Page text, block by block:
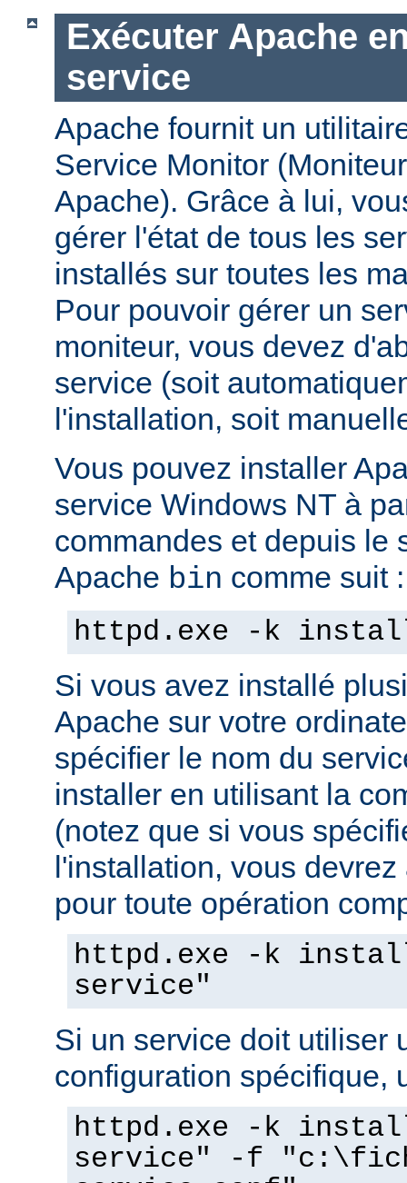
Exécuter Apache
service
Apache fournit un
Service Monitor
Apache). Grâce à lui,
gérer l'état de tous les
installés sur toutes les
Pour pouvoir gérer un
moniteur, vous devez
service (soit
l'installation, soit
Vous pouvez installer
service Windows NT à
commandes et depuis le
Apache bin comme suit :
httpd.exe -k
Si vous avez installé
Apache sur votre
spécifier le nom du
installer en utilisant la
(notez que si vous
l'installation, vous
pour toute opération
httpd.exe -k
service"
Si un service doit utiliser
configuration spécifique,
httpd.exe -k
service" -f